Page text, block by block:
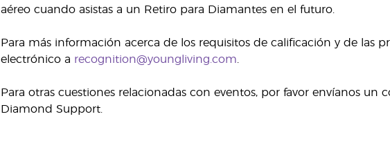
aéreo cuando asistas a un Retiro para Diamantes en el futuro.
Para más información acerca de los requisitos de calificación y de las
electrónico a recognition@youngliving.com
Para otras cuestiones relacionadas con eventos, por favor envíanos un
Diamond Support.